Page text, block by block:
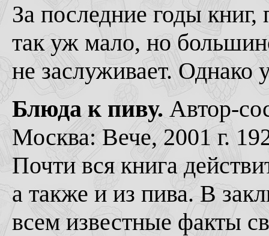
За последние годы
так уж мало, но
не заслуживает. Однако
Блюда к пиву. Автор-
Москва: Вече, 2001 г.
Почти вся книга
а также и из пива. В
всем известные факты